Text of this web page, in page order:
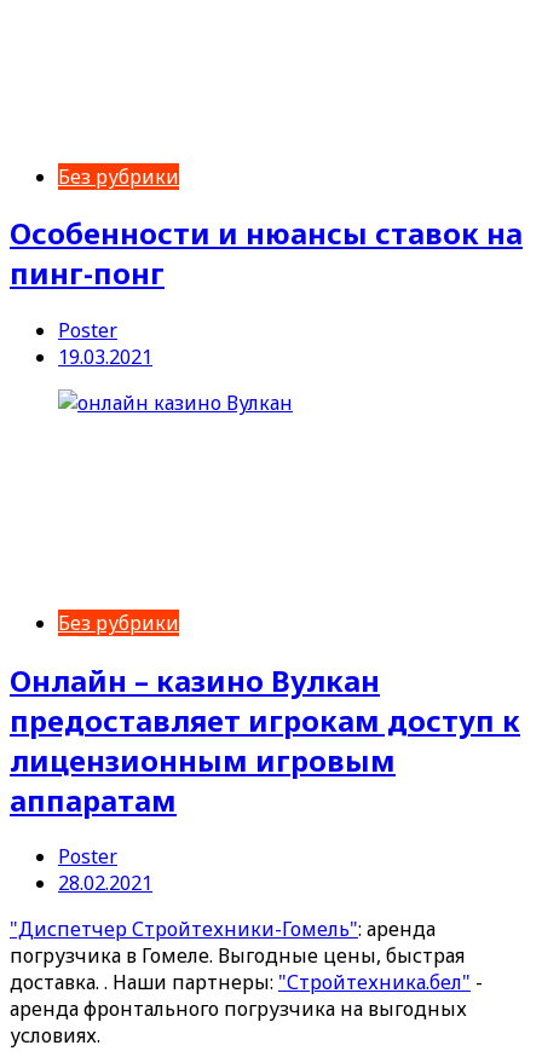
Без рубрики
Особенности и нюансы ставок на
пинг-понг
Poster
19.03.2021
Без рубрики
Онлайн – казино Вулкан
предоставляет игрокам доступ к
лицензионным игровым
аппаратам
Poster
28.02.2021
"Диспетчер Стройтехники-Гомель": аренда
погрузчика в Гомеле. Выгодные цены, быстрая
доставка. . Наши партнеры: "Стройтехника.бел" -
аренда фронтального погрузчика на выгодных
условиях.